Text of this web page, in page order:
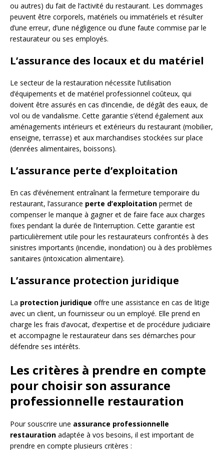
ou autres) du fait de l’activité du restaurant. Les dommages
peuvent être corporels, matériels ou immatériels et résulter
d’une erreur, d’une négligence ou d’une faute commise par le
restaurateur ou ses employés.
L’assurance des locaux et du matériel
Le secteur de la restauration nécessite l’utilisation
d’équipements et de matériel professionnel coûteux, qui
doivent être assurés en cas d’incendie, de dégât des eaux, de
vol ou de vandalisme. Cette garantie s’étend également aux
aménagements intérieurs et extérieurs du restaurant (mobilier,
enseigne, terrasse) et aux marchandises stockées sur place
(denrées alimentaires, boissons).
L’assurance perte d’exploitation
En cas d’événement entraînant la fermeture temporaire du
restaurant, l’assurance perte d’exploitation permet de
compenser le manque à gagner et de faire face aux charges
fixes pendant la durée de l’interruption. Cette garantie est
particulièrement utile pour les restaurateurs confrontés à des
sinistres importants (incendie, inondation) ou à des problèmes
sanitaires (intoxication alimentaire).
L’assurance protection juridique
La protection juridique offre une assistance en cas de litige
avec un client, un fournisseur ou un employé. Elle prend en
charge les frais d’avocat, d’expertise et de procédure judiciaire
et accompagne le restaurateur dans ses démarches pour
défendre ses intérêts.
Les critères à prendre en compte
pour choisir son assurance
professionnelle restauration
Pour souscrire une assurance professionnelle
restauration adaptée à vos besoins, il est important de
prendre en compte plusieurs critères :